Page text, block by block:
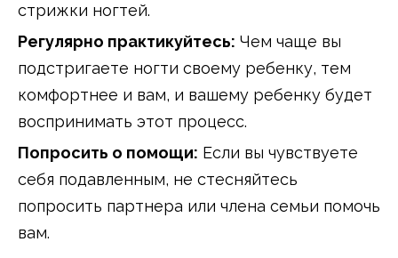
стрижки ногтей.
Регулярно практикуйтесь: Чем чаще вы
подстригаете ногти своему ребенку, тем
комфортнее и вам, и вашему ребенку будет
воспринимать этот процесс.
Попросить о помощи: Если вы чувствуете
себя подавленным, не стесняйтесь
попросить партнера или члена семьи помочь
вам.